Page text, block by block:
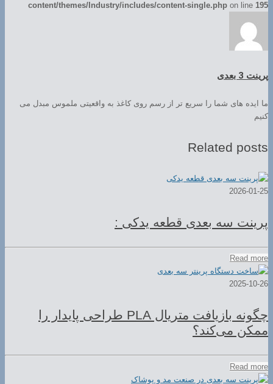
content/themes/Industry/includes/content-single.php on line 195
پرینت 3 بعدی
ما ایده های شما را سریع تر از رسم روی کاغذ به واقعیتی ملموس مبدل می
کنیم
Related posts
2026-01-25
پرینت سه بعدی قطعه یدکی :
Read more
2025-10-26
چگونه بازیافت متریال PLA طراحی پایدار را
ممکن می‌کند؟
Read more